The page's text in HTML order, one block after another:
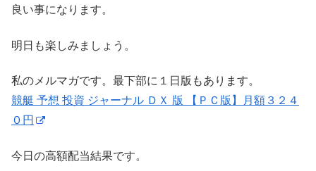
良い事になります。
明日も楽しみましょう。
私のメルマガです。最下部に１日版もあります。
競艇 予想 投資 ジャーナル ＤＸ 版 【ＰＣ版】月額３２４
０円
今日の高額配当結果です。